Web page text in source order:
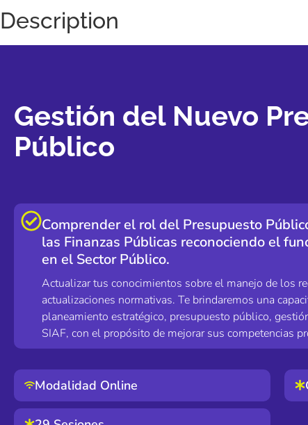
Description
Gestión del Nuevo
Público
Comprender el rol del Presupuesto
las Finanzas Públicas reconociendo el
en el Sector Público.
Actualizar tus conocimientos sobre el manejo de los
actualizaciones normativas. Te brindaremos una
planeamiento estratégico, presupuesto público,
SIAF, con el propósito de mejorar sus competencias
Modalidad Online